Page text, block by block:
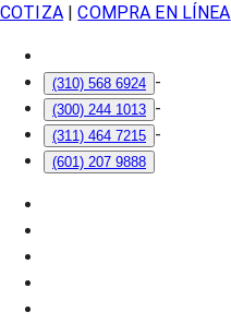
COTIZA| COMPRA EN LÍNEA
(310) 568 6924 -
(300) 244 1013 -
(311) 464 7215 -
(601) 207 9888